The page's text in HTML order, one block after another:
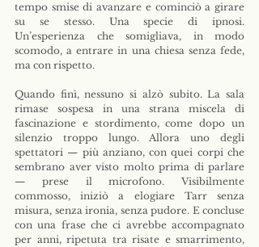
tempo smise di avanzare e cominciò a girare
su se stesso. Una specie di ipnosi.
Un’esperienza che somigliava, in modo
scomodo, a entrare in una chiesa senza fede,
ma con rispetto.
Quando finì, nessuno si alzò subito. La sala
rimase sospesa in una strana miscela di
fascinazione e stordimento, come dopo un
silenzio troppo lungo. Allora uno degli
spettatori — più anziano, con quei corpi che
sembrano aver visto molto prima di parlare
— prese il microfono. Visibilmente
commosso, iniziò a elogiare Tarr senza
misura, senza ironia, senza pudore. E concluse
con una frase che ci avrebbe accompagnato
per anni, ripetuta tra risate e smarrimento,